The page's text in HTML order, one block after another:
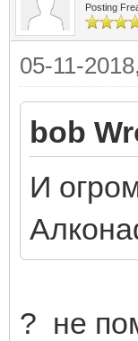
Posting
05-11-
bob
И
? не